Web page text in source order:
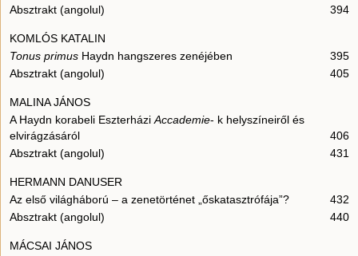
Absztrakt (angolul)
394
KOMLÓS KATALIN
Tonus primus Haydn hangszeres zenéjében
395
Absztrakt (angolul)
405
MALINA JÁNOS
A Haydn korabeli Eszterházi Accademie- k helyszíneiről és
elvirágzásáról
406
Absztrakt (angolul)
431
HERMANN DANUSER
Az első világháború – a zenetörténet „őskatasztrófája”?
432
Absztrakt (angolul)
440
MÁCSAI JÁNOS